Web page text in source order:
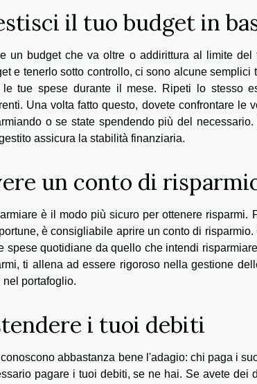
il tuo budget in
un budget che va oltre o addirittura al limite
e tenerlo sotto controllo, ci sono alcune
le tue spese durante il mese. Ripeti lo stesso
Una volta fatto questo, dovete confrontare le
o se state spendendo più del
assicura la stabilità finanziaria.
un conto di
è il modo più sicuro per ottenere
è consigliabile aprire un conto di
spese quotidiane da quello che intendi
ti allena ad essere rigoroso nella gestione
nel portafoglio.
i tuoi debiti
abbastanza bene l'adagio: chi paga i
pagare i tuoi debiti, se ne hai. Se avete